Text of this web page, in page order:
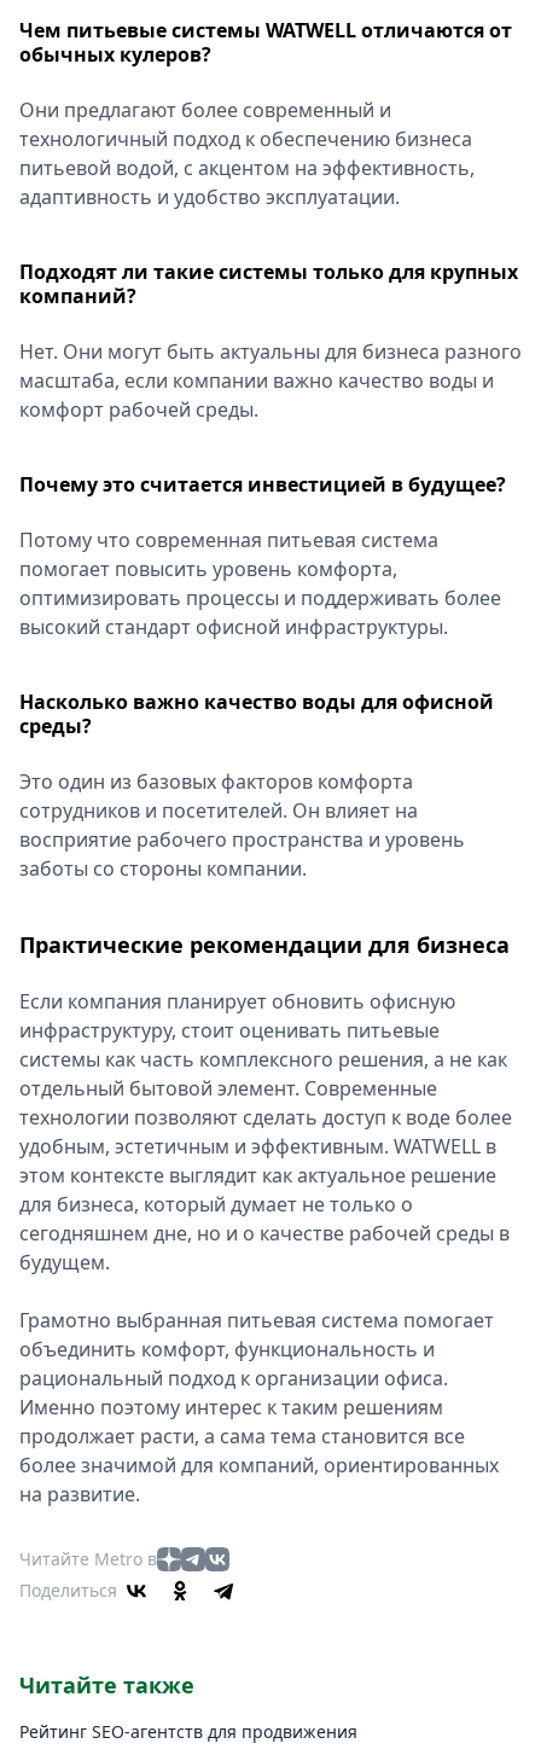
Чем питьевые системы WATWELL отличаются от
обычных кулеров?
Они предлагают более современный и
технологичный подход к обеспечению бизнеса
питьевой водой, с акцентом на эффективность,
адаптивность и удобство эксплуатации.
Подходят ли такие системы только для крупных
компаний?
Нет. Они могут быть актуальны для бизнеса разного
масштаба, если компании важно качество воды и
комфорт рабочей среды.
Почему это считается инвестицией в будущее?
Потому что современная питьевая система
помогает повысить уровень комфорта,
оптимизировать процессы и поддерживать более
высокий стандарт офисной инфраструктуры.
Насколько важно качество воды для офисной
среды?
Это один из базовых факторов комфорта
сотрудников и посетителей. Он влияет на
восприятие рабочего пространства и уровень
заботы со стороны компании.
Практические рекомендации для бизнеса
Если компания планирует обновить офисную
инфраструктуру, стоит оценивать питьевые
системы как часть комплексного решения, а не как
отдельный бытовой элемент. Современные
технологии позволяют сделать доступ к воде более
удобным, эстетичным и эффективным. WATWELL в
этом контексте выглядит как актуальное решение
для бизнеса, который думает не только о
сегодняшнем дне, но и о качестве рабочей среды в
будущем.
Грамотно выбранная питьевая система помогает
объединить комфорт, функциональность и
рациональный подход к организации офиса.
Именно поэтому интерес к таким решениям
продолжает расти, а сама тема становится все
более значимой для компаний, ориентированных
на развитие.
Читайте Metro в
Поделиться
Читайте также
Рейтинг SEO-агентств для продвижения